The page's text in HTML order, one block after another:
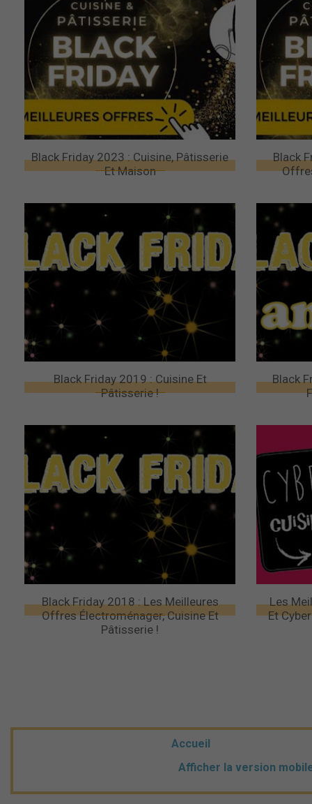
Black Friday 2023 : Cuisine, Pâtisserie
Et Maison
Black
Black Friday 2019 : Cuisine Et
Pâtisserie !
Black
Black Friday 2018 : Les Meilleures
Offres Électroménager, Cuisine Et
Pâtisserie !
Les
Et
Accueil
Afficher la version